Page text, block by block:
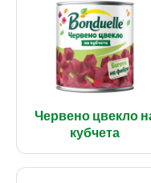
Червено цвекло
кубчета